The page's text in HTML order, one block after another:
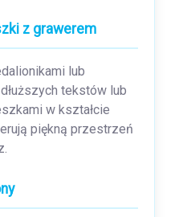
z grawerem
lub
tekstów lub
w kształcie
piękną przestrzeń